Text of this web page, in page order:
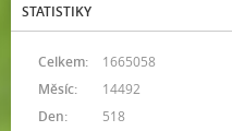
STATISTIKY
Celkem:
1665058
Měsíc:
14492
Den:
518